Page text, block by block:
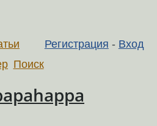
Регистрация - Вход
Поиск